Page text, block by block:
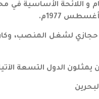
حجازي لشغل المنصب،